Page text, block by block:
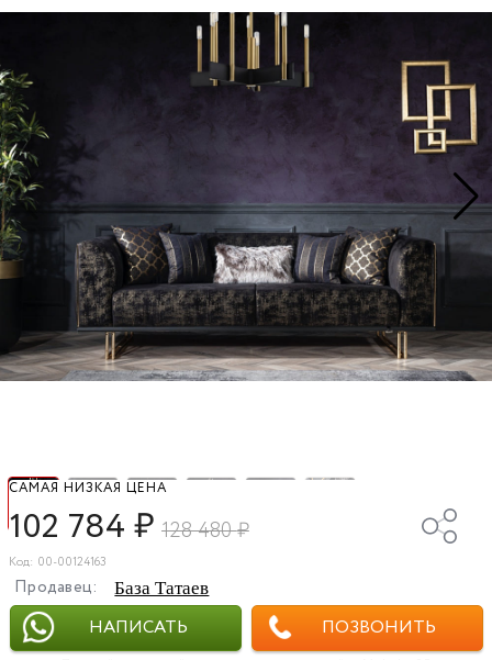
САМАЯ НИЗКАЯ ЦЕНА
102 784₽ 128 480₽
Код: 00-00124163
Продавец: База Татаев
НАПИСАТЬ ПОЗВОНИТЬ